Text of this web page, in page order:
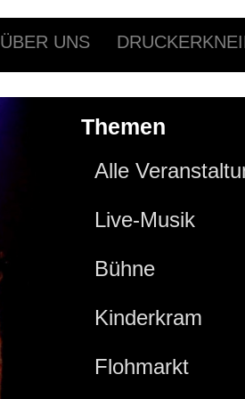
ÜBER UNS
Themen
Alle
Live-Musik
Bühne
Kinderkram
Flohmarkt